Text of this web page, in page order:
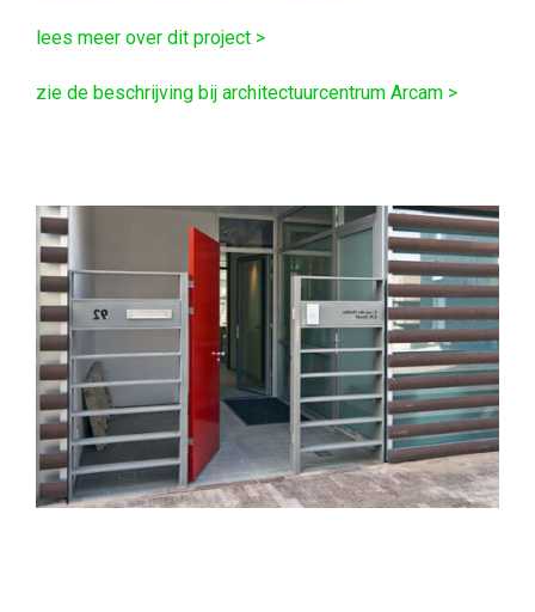
lees meer over dit project >
zie de beschrijving bij architectuurcentrum Arcam >